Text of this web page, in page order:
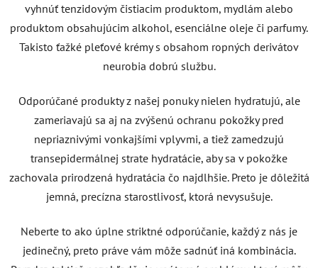
vyhnúť tenzidovým čistiacim produktom, mydlám alebo
produktom obsahujúcim alkohol, esenciálne oleje či parfumy.
Takisto ťažké pleťové krémy s obsahom ropných derivátov
neurobia dobrú službu.
Odporúčané produkty z našej ponuky nielen hydratujú, ale
zameriavajú sa aj na zvýšenú ochranu pokožky pred
nepriaznivými vonkajšími vplyvmi, a tiež zamedzujú
transepidermálnej strate hydratácie, aby sa v pokožke
zachovala prirodzená hydratácia čo najdlhšie. Preto je dôležitá
jemná, precízna starostlivosť, ktorá nevysušuje.
Neberte to ako úplne striktné odporúčanie, každý z nás je
jedinečný, preto práve vám môže sadnúť iná kombinácia.